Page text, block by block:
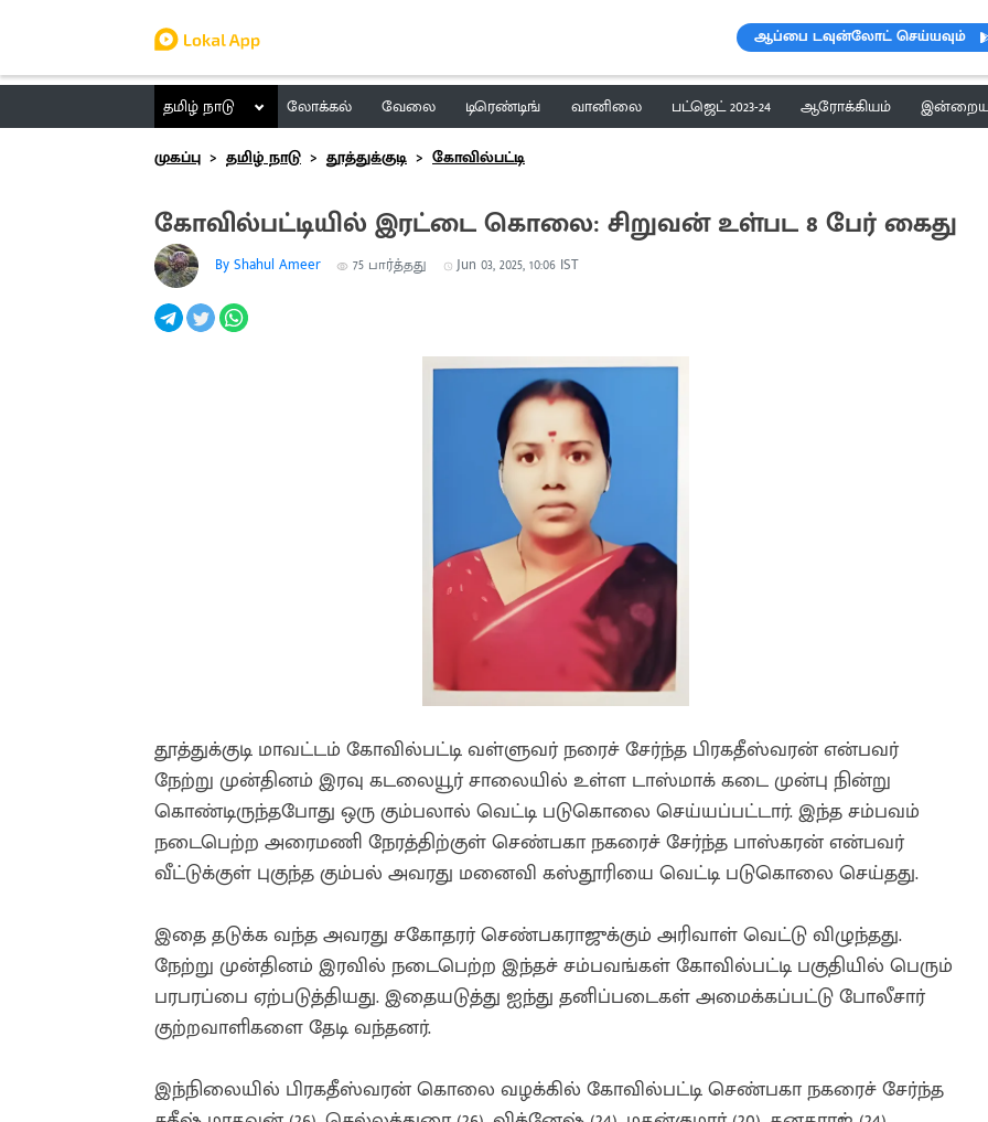
ஆப்பை டவுன்லோட் செய்யவும்
தமிழ் நாடு லோக்கல் வேலை டிரெண்டிங் வானிலை பட்ஜெட் 2023-24 ஆரோக்கியம் இன்றைய
முகப்பு
தமிழ் நாடு தூத்துக்குடி கோவில்பட்டி
கோவில்பட்டியில் இரட்டை கொலை: சிறுவன் உள்பட 8 பேர் கைது
By Shahul Ameer 75 பார்த்தது Jun 03, 2025, 10:06 IST
தூத்துக்குடி மாவட்டம் கோவில்பட்டி வள்ளுவர் நரைச் சேர்ந்த பிரகதீஸ்வரன் என்பவர்
நேற்று முன்தினம் இரவு கடலையூர் சாலையில் உள்ள டாஸ்மாக் கடை முன்பு நின்று
கொண்டிருந்தபோது ஒரு கும்பலால் வெட்டி படுகொலை செய்யப்பட்டார். இந்த சம்பவம்
நடைபெற்ற அரைமணி நேரத்திற்குள் செண்பகா நகரைச் சேர்ந்த பாஸ்கரன் என்பவர்
வீட்டுக்குள் புகுந்த கும்பல் அவரது மனைவி கஸ்தூரியை வெட்டி படுகொலை செய்தது.
இதை தடுக்க வந்த அவரது சகோதரர் செண்பகராஜுக்கும் அரிவாள் வெட்டு விழுந்தது.
நேற்று முன்தினம் இரவில் நடைபெற்ற இந்தச் சம்பவங்கள் கோவில்பட்டி பகுதியில் பெரும்
பரபரப்பை ஏற்படுத்தியது. இதையடுத்து ஐந்து தனிப்படைகள் அமைக்கப்பட்டு போலீசார்
குற்றவாளிகளை தேடி வந்தனர்.
இந்நிலையில் பிரகதீஸ்வரன் கொலை வழக்கில் கோவில்பட்டி செண்பகா நகரைச் சேர்ந்த